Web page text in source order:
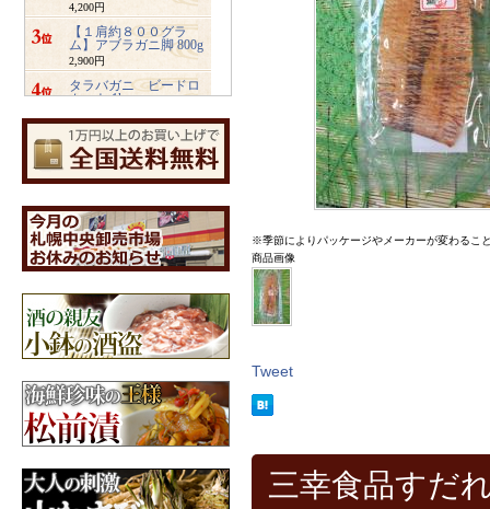
※季節によりパッケージやメーカーが変わるこ
商品画像
Tweet
三幸食品すだ
4,200円
【１肩約８００グラ
ム】アブラガニ脚 800g
2,900円
タラバガニ ビードロ
カット 1kg
ズワイガニ ビードロ
カット 1kg
3,400円
り】みちのく松前
4,800円
【特大2キロ入り】業務
用ホッキ貝サラダ
4,900円
【数の子だらけ☆】み
ちのく松前
3,600円
昆布
【カニが安いゾ
ッ！！】毛ガニ 660g前
後×2尾
6,960円